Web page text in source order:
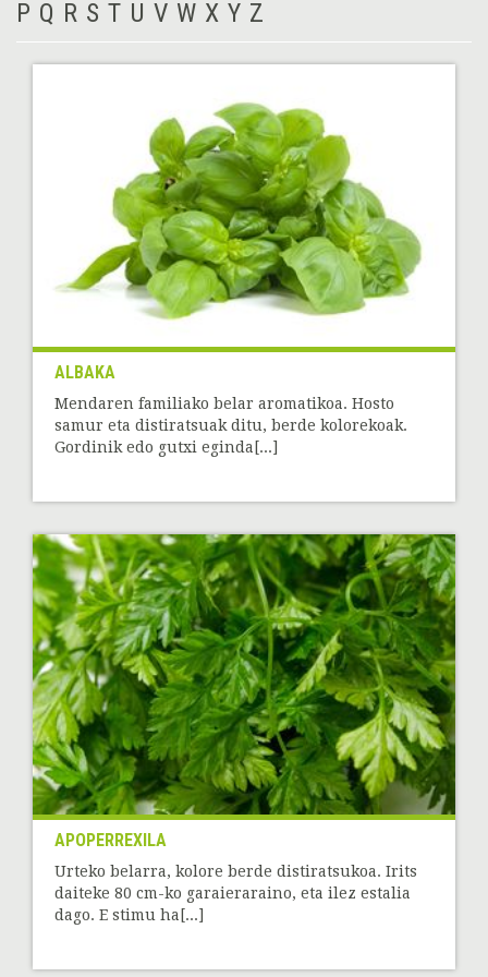
P Q R S T U V W X Y Z
ALBAKA
Mendaren familiako belar aromatikoa. Hosto
samur eta distiratsuak ditu, berde kolorekoak.
Gordinik edo gutxi eginda[...]
APOPERREXILA
Urteko belarra, kolore berde distiratsukoa. Irits
daiteke 80 cm-ko garaieraraino, eta ilez estalia
dago. E stimu ha[...]